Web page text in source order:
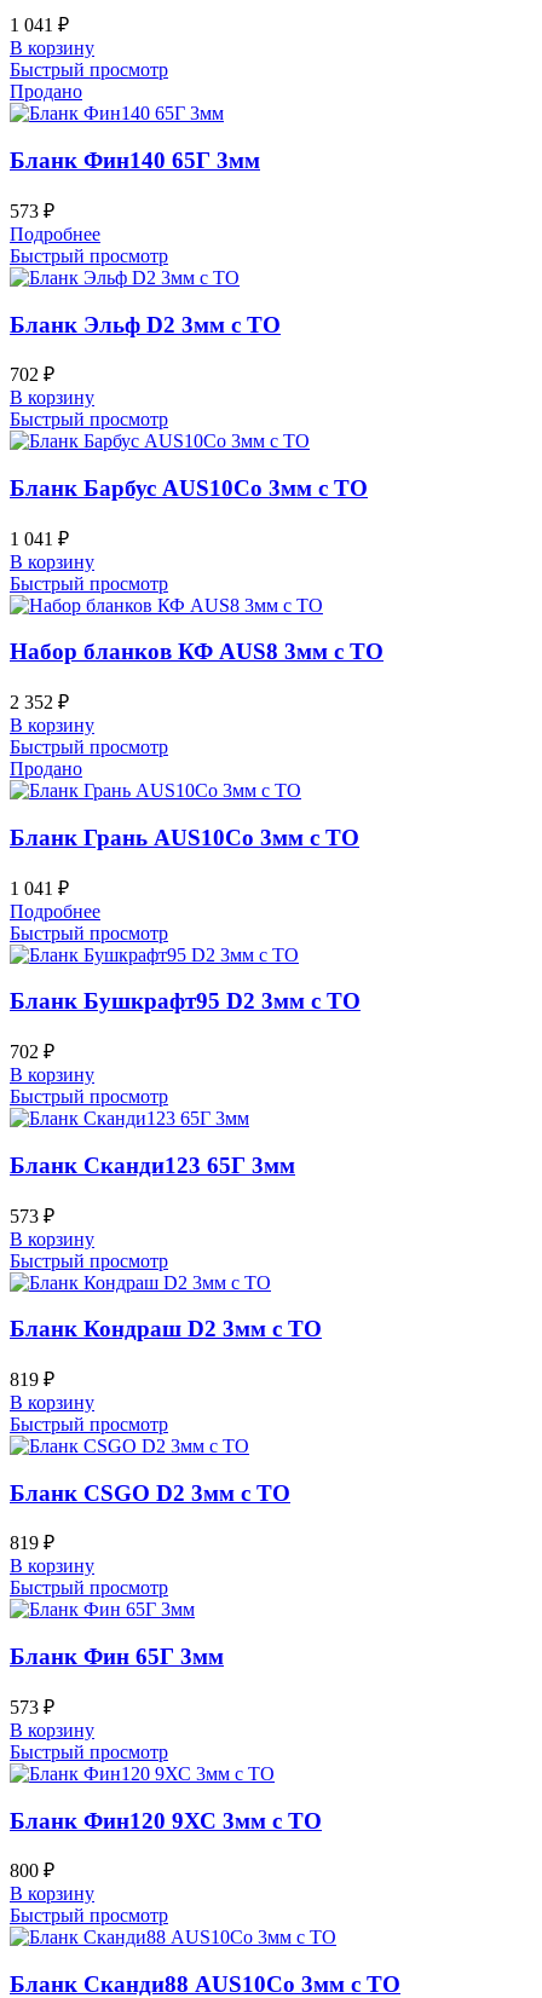
1 041 ₽
В корзину
Быстрый просмотр
Продано
Бланк Фин140 65Г 3мм
573 ₽
Подробнее
Быстрый просмотр
Бланк Эльф D2 3мм с ТО
702 ₽
В корзину
Быстрый просмотр
Бланк Барбус AUS10Co 3мм с ТО
1 041 ₽
В корзину
Быстрый просмотр
Набор бланков КФ AUS8 3мм с ТО
2 352 ₽
В корзину
Быстрый просмотр
Продано
Бланк Грань AUS10Co 3мм с ТО
1 041 ₽
Подробнее
Быстрый просмотр
Бланк Бушкрафт95 D2 3мм с ТО
702 ₽
В корзину
Быстрый просмотр
Бланк Сканди123 65Г 3мм
573 ₽
В корзину
Быстрый просмотр
Бланк Кондраш D2 3мм с ТО
819 ₽
В корзину
Быстрый просмотр
Бланк CSGO D2 3мм с ТО
819 ₽
В корзину
Быстрый просмотр
Бланк Фин 65Г 3мм
573 ₽
В корзину
Быстрый просмотр
Бланк Фин120 9ХС 3мм с ТО
800 ₽
В корзину
Быстрый просмотр
Бланк Сканди88 AUS10Co 3мм с ТО